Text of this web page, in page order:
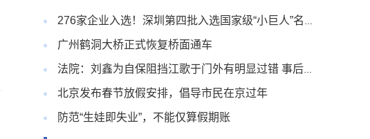
276家企业入选！深圳第四批入选国家级“小巨人”名单公布
广州鹤洞大桥正式恢复桥面通车
法院：刘鑫为自保阻挡江歌于门外有明显过错 事后言论有违伦常
北京发布春节放假安排，倡导市民在京过年
防范“生娃即失业”，不能仅算假期账